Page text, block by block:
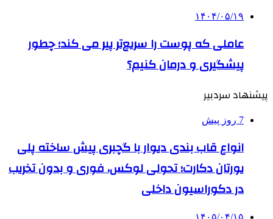
۱۴۰۴/۰۵/۱۹
عاملی که پوست را سریع‌تر پیر می کند؛ چطور
پیشگیری و درمان کنیم؟
پیشنهاد سردبیر
7 روز پیش
انواع قاب بندی دیوار با گچبری پیش ساخته پلی
یورتان دکارت؛ تحولی لوکس، فوری و بدون تخریب
در دکوراسیون داخلی
۱۴۰۵/۰۴/۱۵